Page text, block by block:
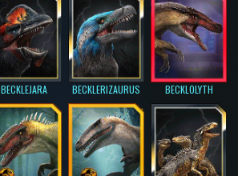
BECKLEJARA BECKLERIZAURUS BECKLOLYTH